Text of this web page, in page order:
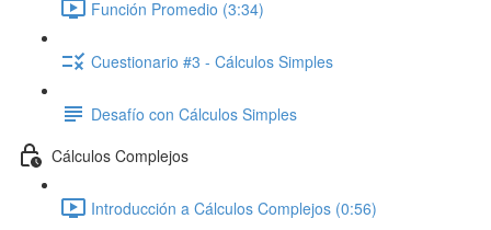
Función Promedio (3:34)
Cuestionario #3 - Cálculos Simples
Desafío con Cálculos Simples
Cálculos Complejos
Introducción a Cálculos Complejos (0:56)